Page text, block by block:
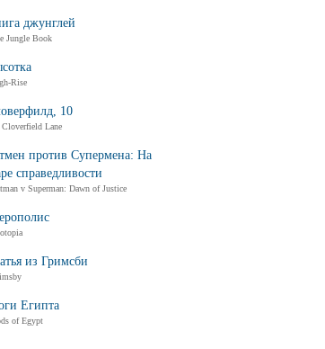
джунглей
Jungle Book
Rise
10
Cloverfield Lane
против Супермена: На
справедливости
v Superman: Dawn of Justice
из Гримсби
Египта
of Egypt